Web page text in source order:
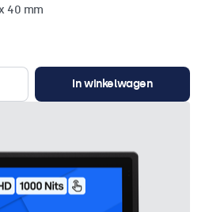
40 mm
In winkelwagen